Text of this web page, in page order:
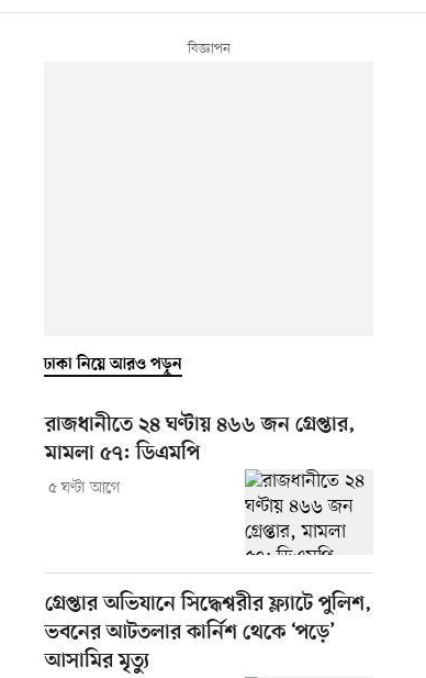
ঢাকা নিয়ে আরও পড়ুন
রাজধানীতে ২৪ ঘণ্টায় ৪৬৬ জন গ্রেপ্তার,
মামলা ৫৭: ডিএমপি
৫ ঘণ্টা আগে
গ্রেপ্তার অভিযানে সিদ্ধেশ্বরীর ফ্ল্যাটে পুলিশ,
ভবনের আটতলার কার্নিশ থেকে ‘পড়ে’
আসামির মৃত্যু